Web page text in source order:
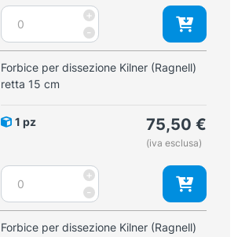
-
Forbice
dissezione
Kilner
(Ragnell)
cm
+
Forbice per dissezione Kilner (Ragnell)
retta 15 cm
1 pz 75,50 €
(iva esclusa)
-
Forbice
dissezione
Kilner
+
Forbice per dissezione Kilner (Ragnell)